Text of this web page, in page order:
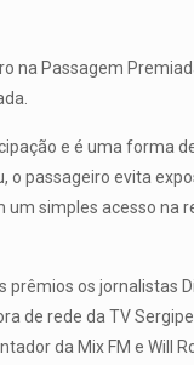
na Passagem
e é uma forma
o passageiro evita
simples acesso na
prêmios os jornalistas
de rede da TV
da Mix FM e Will